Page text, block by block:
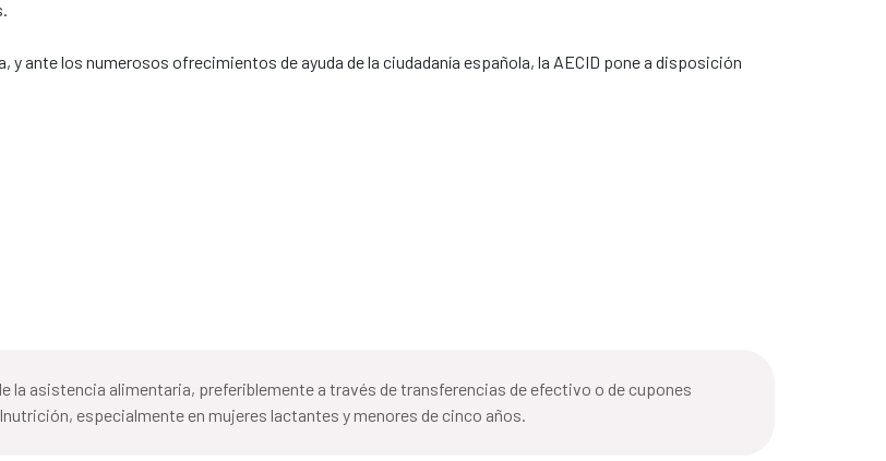
y ante los numerosos ofrecimientos de ayuda de la ciudadanía española, la AECID pone a disposición
la asistencia alimentaria, preferiblemente a través de transferencias de efectivo o de cupones
especialmente en mujeres lactantes y menores de cinco años.